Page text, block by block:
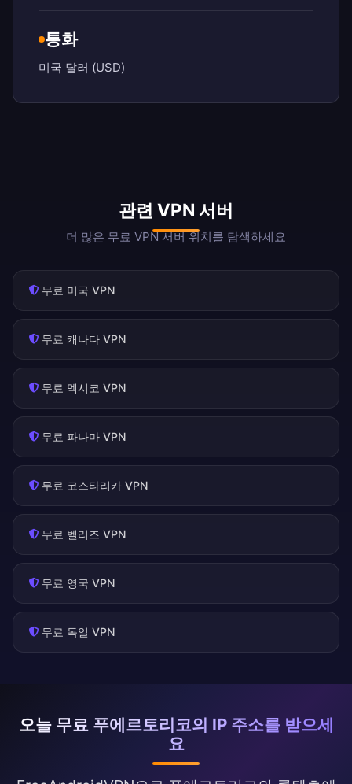
통화
미국 달러 (USD)
관련 VPN 서버
더 많은 무료 VPN 서버 위치를 탐색하세요
무료 미국 VPN
무료 캐나다 VPN
무료 멕시코 VPN
무료 파나마 VPN
무료 코스타리카 VPN
무료 벨리즈 VPN
무료 영국 VPN
무료 독일 VPN
오늘 무료 푸에르토리코의 IP 주소를 받으세
요